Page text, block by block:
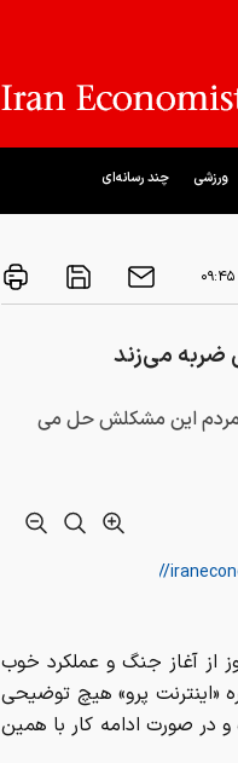
ورزشی چند رسانه‌ای
ضربه می‌زند
مردم این مشکلش حل می
ایران اکونومیست؛ بعد از گذشت بیش از 70 روز از آغاز جنگ و عملکرد خوب
«اینترنت پرو» هیچ توضیحی
در صورت ادامه کار با همین